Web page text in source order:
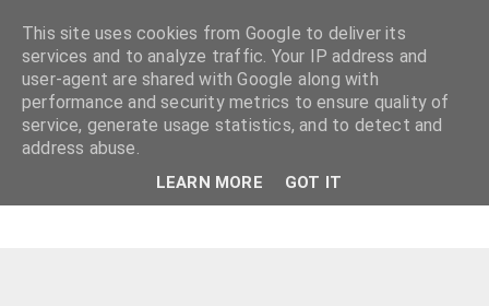
This site uses cookies from Google to deliver its
services and to analyze traffic. Your IP address and
user-agent are shared with Google along with
performance and security metrics to ensure quality of
service, generate usage statistics, and to detect and
address abuse.
LEARN MORE GOT IT